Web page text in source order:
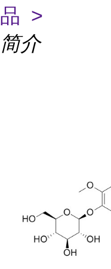
品 >
简介